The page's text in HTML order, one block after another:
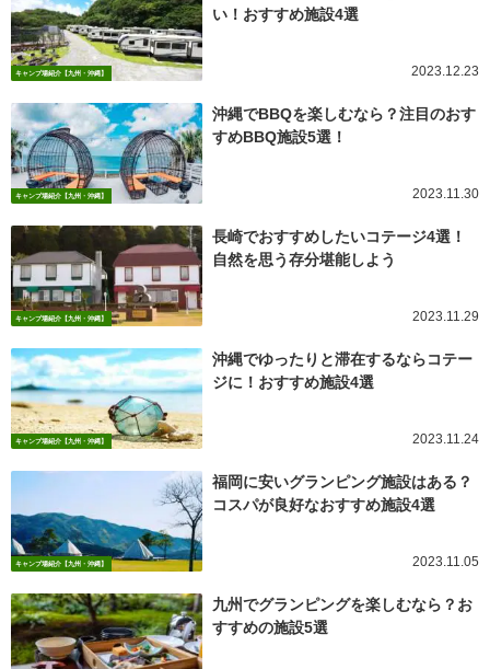
キャンプ場紹介【九州・沖縄】
い！おすすめ施設4選
2023.12.23
キャンプ場紹介【九州・沖縄】
沖縄でBBQを楽しむなら？注目のおす
すめBBQ施設5選！
2023.11.30
キャンプ場紹介【九州・沖縄】
長崎でおすすめしたいコテージ4選！
自然を思う存分堪能しよう
2023.11.29
キャンプ場紹介【九州・沖縄】
沖縄でゆったりと滞在するならコテー
ジに！おすすめ施設4選
2023.11.24
キャンプ場紹介【九州・沖縄】
福岡に安いグランピング施設はある？
コスパが良好なおすすめ施設4選
2023.11.05
九州でグランピングを楽しむなら？お
すすめの施設5選